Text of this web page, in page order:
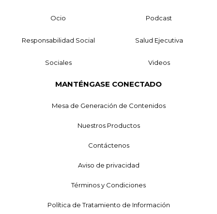
Ocio Podcast
Responsabilidad Social Salud Ejecutiva
Sociales Videos
MANTÉNGASE CONECTADO
Mesa de Generación de Contenidos
Nuestros Productos
Contáctenos
Aviso de privacidad
Términos y Condiciones
Política de Tratamiento de Información